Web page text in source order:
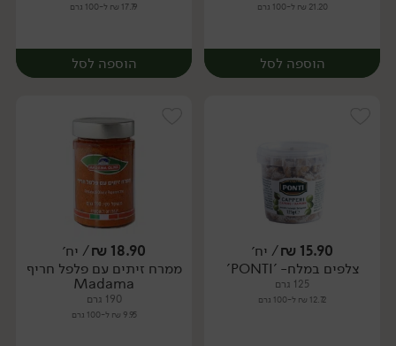
21.20 ₪ ל-100 גרם
הוספה לסל
יח׳
17.79 ₪ ל-100 גרם
הוספה לסל
יח׳
15.90
₪/ יח׳
צלפים במלח- 'PONTI'
125 גרם
12.72 ₪ ל-100 גרם
18.90
₪/ יח׳
ממרח זיתים עם פלפל חריף
Madama
190 גרם
9.95 ₪ ל-100 גרם